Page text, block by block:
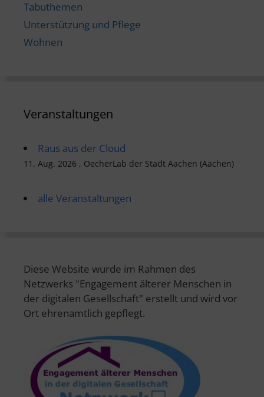
Tabuthemen
Unterstützung und Pflege
Wohnen
Veranstaltungen
Raus aus der Cloud
11. Aug. 2026 , OecherLab der Stadt Aachen (Aachen)
alle Veranstaltungen
Diese Website wurde im Rahmen des
Netzwerks "Engagement älterer Menschen in
der digitalen Gesellschaft" erstellt und wird vor
Ort ehrenamtlich gepflegt.